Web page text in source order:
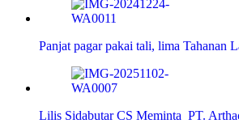
Panjat pagar pakai tali, lima Tahanan
Lilis Sidabutar CS Meminta PT.